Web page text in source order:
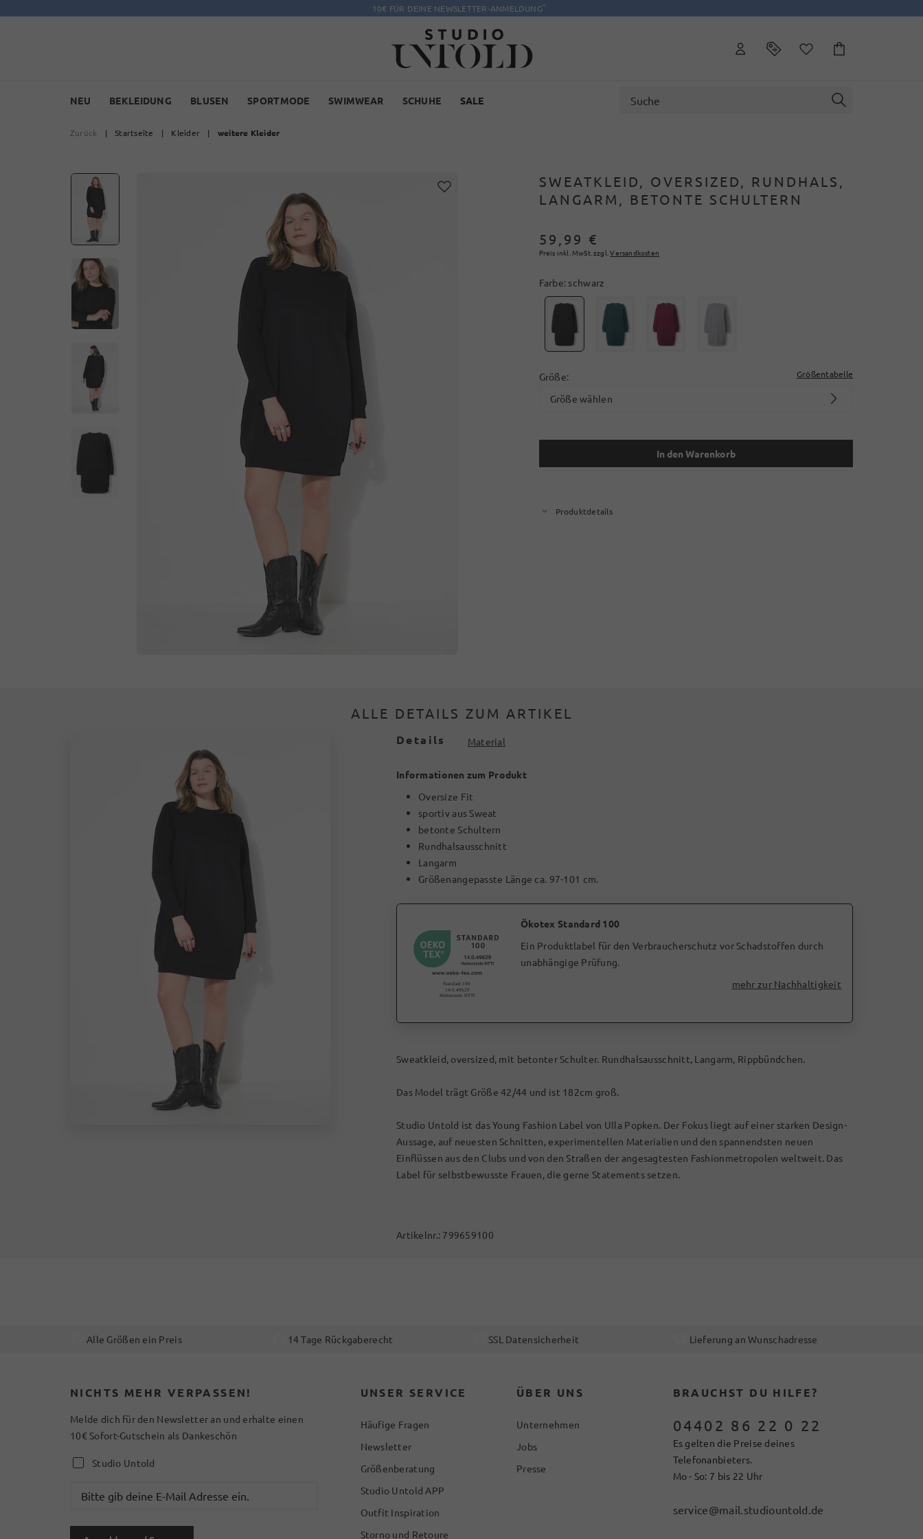
10€ FÜR DEINE NEWSLETTER-ANMELDUNG*
NEU BEKLEIDUNG BLUSEN SPORTMODE SWIMWEAR SCHUHE SALE
Zurück | Startseite | Kleider | weitere Kleider
SWEATKLEID, OVERSIZED, RUNDHALS,
LANGARM, BETONTE SCHULTERN
59,99 €
Preis inkl. MwSt. zzgl.Versandkosten
Farbe: schwarz
Größe: Größentabelle
Größe wählen
In den Warenkorb
Produktdetails
ALLE DETAILS ZUM ARTIKEL
Details Material
Informationen zum Produkt
Oversize Fit
sportiv aus Sweat
betonte Schultern
Rundhalsausschnitt
Langarm
Größenangepasste Länge ca. 97-101 cm.
Ökotex Standard 100
Ein Produktlabel für den Verbraucherschutz vor Schadstoffen durch
unabhängige Prüfung.
mehr zur Nachhaltigkeit
Sweatkleid, oversized, mit betonter Schulter. Rundhalsausschnitt, Langarm, Rippbündchen.
Das Model trägt Größe 42/44 und ist 182cm groß.
Studio Untold ist das Young Fashion Label von Ulla Popken. Der Fokus liegt auf einer starken Design-
Aussage, auf neuesten Schnitten, experimentellen Materialien und den spannendsten neuen
Einflüssen aus den Clubs und von den Straßen der angesagtesten Fashionmetropolen weltweit. Das
Label für selbstbewusste Frauen, die gerne Statements setzen.
Artikelnr.: 799659100
Alle Größen ein Preis 14 Tage Rückgaberecht SSL Datensicherheit Lieferung an Wunschadresse
NICHTS MEHR VERPASSEN!
Melde dich für den Newsletter an und erhalte einen
10€ Sofort-Gutschein als Dankeschön
Studio Untold
UNSER SERVICE
Häufige Fragen
Newsletter
Größenberatung
Studio Untold APP
Outfit Inspiration
Storno und Retoure
ÜBER UNS
Unternehmen
Jobs
Presse
BRAUCHST DU HILFE?
04402 86 22 0 22
Es gelten die Preise deines
Telefonanbieters.
Mo - So: 7 bis 22 Uhr
service@mail.studiountold.de